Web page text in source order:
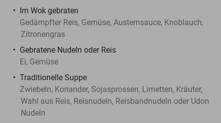
Im Wok gebraten
Gedämpfter Reis, Gemüse, Austernsauce, Knoblauch,
Zitronengras
Gebratene Nudeln oder Reis
Ei, Gemüse
Traditionelle Suppe
Zwiebeln, Koriander, Sojasprossen, Limetten, Kräuter,
Wahl aus Reis, Reisnudeln, Reisbandnudeln oder Udon
Nudeln